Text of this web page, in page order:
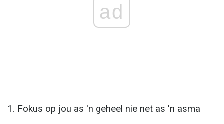
ad
1. Fokus op jou as 'n geheel nie net as 'n asma